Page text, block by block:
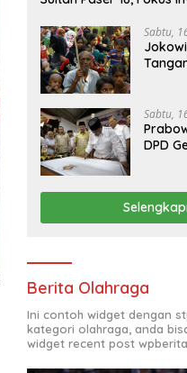
Sabtu,
Sabtu,
DPD
Berita Olahraga
Ini contoh widget dengan
kategori olahraga, anda
widget recent post wpberita.